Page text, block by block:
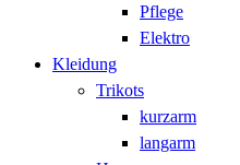
Pflege
Elektro
Kleidung
Trikots
kurzarm
langarm